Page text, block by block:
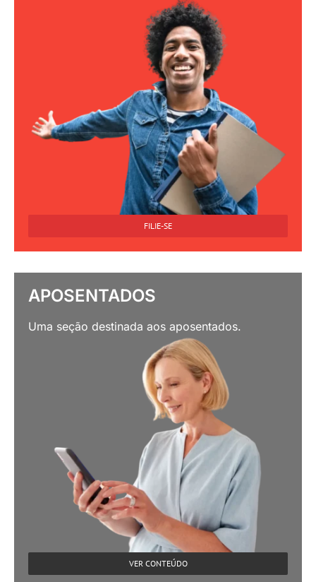
FILIE-SE
APOSENTADOS
Uma seção destinada aos aposentados.
VER CONTEÚDO